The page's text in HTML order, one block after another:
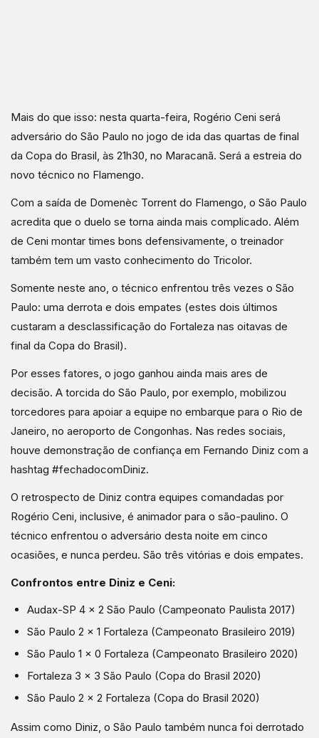
Mais do que isso: nesta quarta-feira, Rogério Ceni será
adversário do São Paulo no jogo de ida das quartas de final
da Copa do Brasil, às 21h30, no Maracanã. Será a estreia do
novo técnico no Flamengo.
Com a saída de Domenèc Torrent do Flamengo, o São Paulo
acredita que o duelo se torna ainda mais complicado. Além
de Ceni montar times bons defensivamente, o treinador
também tem um vasto conhecimento do Tricolor.
Somente neste ano, o técnico enfrentou três vezes o São
Paulo: uma derrota e dois empates (estes dois últimos
custaram a desclassificação do Fortaleza nas oitavas de
final da Copa do Brasil).
Por esses fatores, o jogo ganhou ainda mais ares de
decisão. A torcida do São Paulo, por exemplo, mobilizou
torcedores para apoiar a equipe no embarque para o Rio de
Janeiro, no aeroporto de Congonhas. Nas redes sociais,
houve demonstração de confiança em Fernando Diniz com a
hashtag #fechadocomDiniz.
O retrospecto de Diniz contra equipes comandadas por
Rogério Ceni, inclusive, é animador para o são-paulino. O
técnico enfrentou o adversário desta noite em cinco
ocasiões, e nunca perdeu. São três vitórias e dois empates.
Confrontos entre Diniz e Ceni:
Audax-SP 4 x 2 São Paulo (Campeonato Paulista 2017)
São Paulo 2 x 1 Fortaleza (Campeonato Brasileiro 2019)
São Paulo 1 x 0 Fortaleza (Campeonato Brasileiro 2020)
Fortaleza 3 x 3 São Paulo (Copa do Brasil 2020)
São Paulo 2 x 2 Fortaleza (Copa do Brasil 2020)
Assim como Diniz, o São Paulo também nunca foi derrotado